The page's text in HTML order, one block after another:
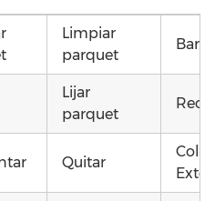
Limpiar
parquet
Lijar
parquet
Quitar